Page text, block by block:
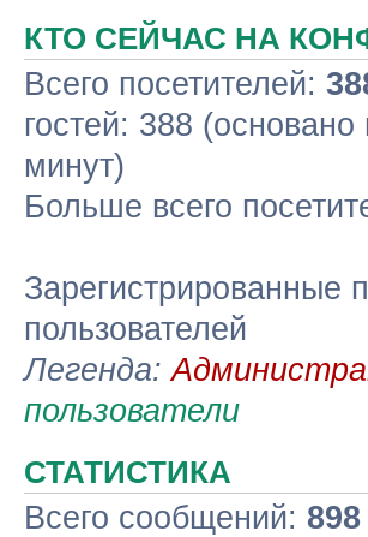
КТО СЕЙЧАС НА
Всего посетителей:
гостей: 388
минут)
Больше всего
Зарегистрированные
пользователей
Легенда:
пользователи
СТАТИСТИКА
Всего сообщений: 898